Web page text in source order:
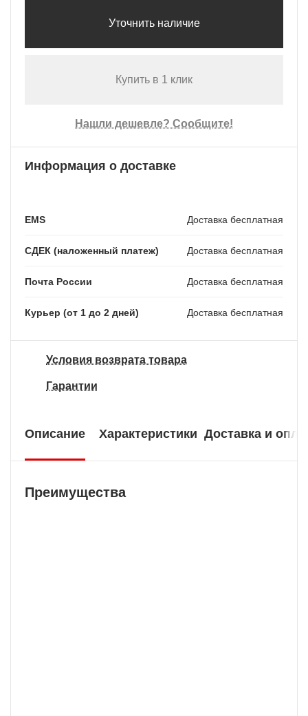
Уточнить наличие
Купить в 1 клик
Нашли дешевле? Сообщите!
Информация о доставке
EMS Доставка бесплатная
СДЕК (наложенный платеж) Доставка бесплатная
Почта России Доставка бесплатная
Курьер (от 1 до 2 дней) Доставка бесплатная
Условия возврата товара
Гарантии
Описание Характеристики Доставка и
Преимущества